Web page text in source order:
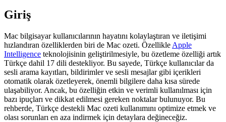
Giriş
Mac bilgisayar kullanıcılarının hayatını kolaylaştıran ve iletişimi
hızlandıran özelliklerden biri de Mac ozeti. Özellikle Apple
Intelligence teknolojisinin geliştirilmesiyle, bu özetleme özelliği artık
Türkçe dahil 17 dili destekliyor. Bu sayede, Türkçe kullanıcılar da
sesli arama kayıtları, bildirimler ve sesli mesajlar gibi içerikleri
otomatik olarak özetleyerek, önemli bilgilere daha kısa sürede
ulaşabiliyor. Ancak, bu özelliğin etkin ve verimli kullanılması için
bazı ipuçları ve dikkat edilmesi gereken noktalar bulunuyor. Bu
rehberde, Türkçe destekli Mac ozeti kullanımını optimize etmek ve
olası sorunları en aza indirmek için detaylara değineceğiz.